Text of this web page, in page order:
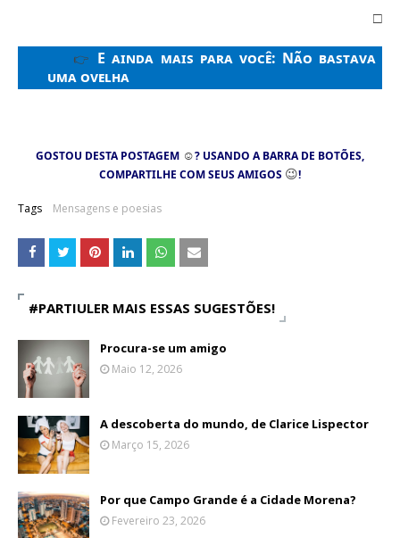
□
👉 E ainda mais para você: Não bastava
uma ovelha
GOSTOU DESTA POSTAGEM ☺? USANDO A BARRA DE BOTÕES,
COMPARTILHE COM SEUS AMIGOS 😉!
Tags Mensagens e poesias
#PARTIULER MAIS ESSAS SUGESTÕES!
Procura-se um amigo
Maio 12, 2026
A descoberta do mundo, de Clarice Lispector
Março 15, 2026
Por que Campo Grande é a Cidade Morena?
Fevereiro 23, 2026